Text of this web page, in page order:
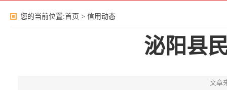
您的当前位置:首页 > 信用动态
泌阳县
文章